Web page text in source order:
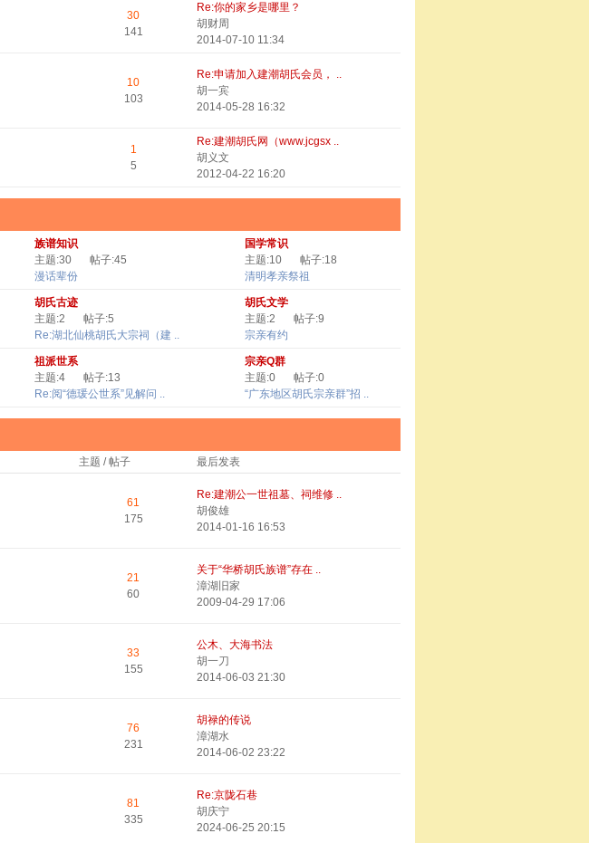
30
141
Re:你的家乡是哪里？
胡财周
2014-07-10 11:34
10
103
Re:申请加入建潮胡氏会员， ..
胡一宾
2014-05-28 16:32
1
5
Re:建潮胡氏网（www.jcgsx ..
胡义文
2012-04-22 16:20
族谱知识
主题:30
帖子:45
漫话辈份
国学常识
主题:10
帖子:18
清明孝亲祭祖
胡氏古迹
主题:2
帖子:5
Re:湖北仙桃胡氏大宗祠（建 ..
胡氏文学
主题:2
帖子:9
宗亲有约
祖派世系
主题:4
帖子:13
Re:阅“德瑗公世系”见解问 ..
宗亲Q群
主题:0
帖子:0
“广东地区胡氏宗亲群”招 ..
主题 / 帖子
最后发表
61
175
Re:建潮公一世祖墓、祠维修 ..
胡俊雄
2014-01-16 16:53
21
60
关于“华桥胡氏族谱”存在 ..
漳湖旧家
2009-04-29 17:06
33
155
公木、大海书法
胡一刀
2014-06-03 21:30
76
231
胡禄的传说
漳湖水
2014-06-02 23:22
81
335
Re:京陇石巷
胡庆宁
2024-06-25 20:15